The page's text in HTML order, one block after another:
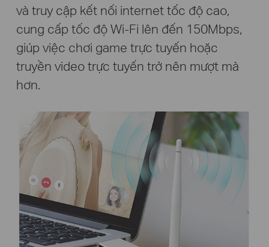
và truy cập kết nối internet tốc độ cao,
cung cấp tốc độ Wi-Fi lên đến 150Mbps,
giúp việc chơi game trực tuyến hoặc
truyền video trực tuyến trở nên mượt mà
hơn.